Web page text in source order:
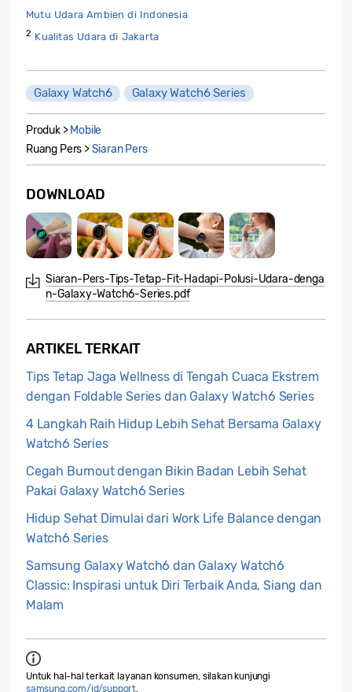
Mutu Udara Ambien di Indonesia
2 Kualitas Udara di Jakarta
Galaxy Watch6 Galaxy Watch6 Series
Produk > Mobile
Ruang Pers >Siaran Pers
DOWNLOAD
Siaran-Pers-Tips-Tetap-Fit-Hadapi-Polusi-Udara-denga
n-Galaxy-Watch6-Series.pdf
ARTIKEL TERKAIT
Tips Tetap Jaga Wellness di Tengah Cuaca Ekstrem
dengan Foldable Series dan Galaxy Watch6 Series
4 Langkah Raih Hidup Lebih Sehat Bersama Galaxy
Watch6 Series
Cegah Burnout dengan Bikin Badan Lebih Sehat
Pakai Galaxy Watch6 Series
Hidup Sehat Dimulai dari Work Life Balance dengan
Watch6 Series
Samsung Galaxy Watch6 dan Galaxy Watch6
Classic: Inspirasi untuk Diri Terbaik Anda, Siang dan
Malam
Untuk hal-hal terkait layanan konsumen, silakan kunjungi
samsung.com/id/support.